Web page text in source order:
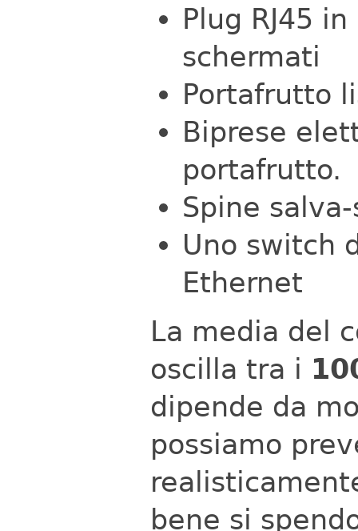
Plug RJ45
schermati
Portafrutto
Biprese
portafrutto.
Spine
Uno switch
Ethernet
La media del
oscilla tra i
dipende da
possiamo
bene si